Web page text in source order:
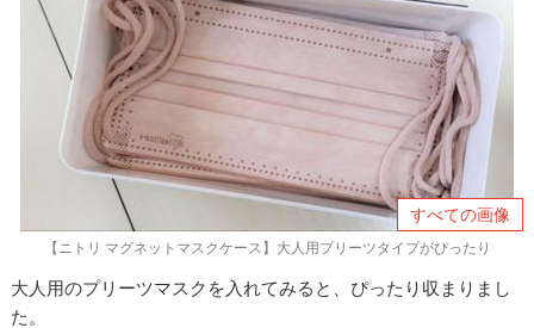
すべての画像
【ニトリ マグネットマスクケース】大人用プリーツタイプがぴったり
大人用のプリーツマスクを入れてみると、ぴったり収まりまし
た。